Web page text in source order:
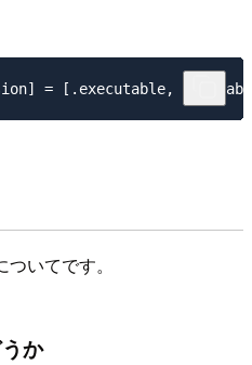
いてです。
か